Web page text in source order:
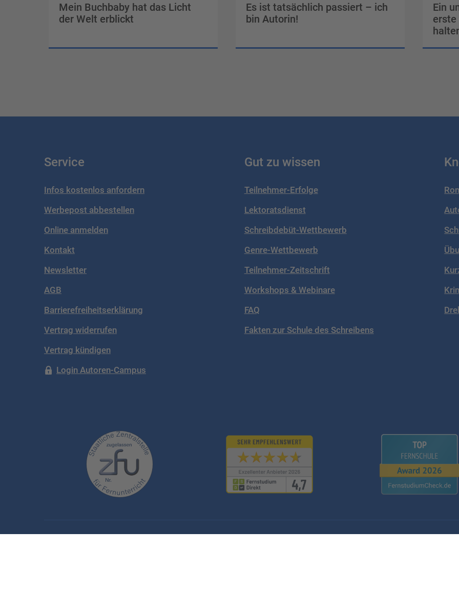
Mein Buchbaby hat das Licht
der Welt erblickt
Es ist tatsächlich passiert – ich
bin Autorin!
Ein
erste
Service
Infos kostenlos anfordern
Werbepost abbestellen
Online anmelden
Kontakt
Newsletter
AGB
Barrierefreiheitserklärung
Vertrag widerrufen
Vertrag kündigen
Login Autoren-Campus
Gut zu wissen
Teilnehmer-Erfolge
Lektoratsdienst
Schreibdebüt-Wettbewerb
Genre-Wettbewerb
Teilnehmer-Zeitschrift
Workshops & Webinare
FAQ
Fakten zur Schule des Schreibens